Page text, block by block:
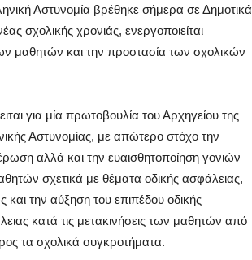
Αστυνομία βρέθηκε σήμερα σε Δημοτικά
σχολικής χρονιάς, ενεργοποιείται
μαθητών και την προστασία των σχολικών
για μία πρωτοβουλία του Αρχηγείου της
Αστυνομίας, με απώτερο στόχο την
αλλά και την ευαισθητοποίηση γονιών
σχετικά με θέματα οδικής ασφάλειας,
και την αύξηση του επιπέδου οδικής
κατά τις μετακινήσεις των μαθητών από
τα σχολικά συγκροτήματα.